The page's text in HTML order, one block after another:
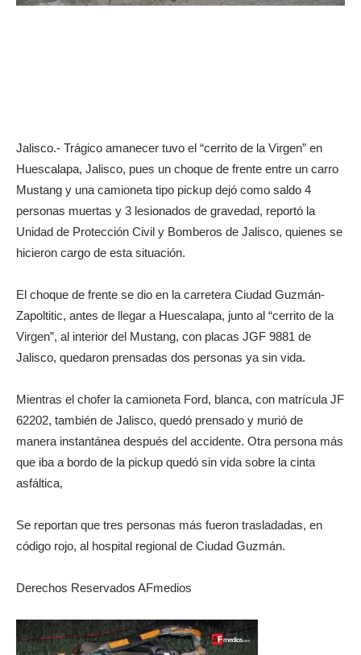
Jalisco.- Trágico amanecer tuvo el “cerrito de la Virgen” en
Huescalapa, Jalisco, pues un choque de frente entre un carro
Mustang y una camioneta tipo pickup dejó como saldo 4
personas muertas y 3 lesionados de gravedad, reportó la
Unidad de Protección Civil y Bomberos de Jalisco, quienes se
hicieron cargo de esta situación.
El choque de frente se dio en la carretera Ciudad Guzmán-
Zapoltitic, antes de llegar a Huescalapa, junto al “cerrito de la
Virgen”, al interior del Mustang, con placas JGF 9881 de
Jalisco, quedaron prensadas dos personas ya sin vida.
Mientras el chofer la camioneta Ford, blanca, con matrícula JF
62202, también de Jalisco, quedó prensado y murió de
manera instantánea después del accidente. Otra persona más
que iba a bordo de la pickup quedó sin vida sobre la cinta
asfáltica,
Se reportan que tres personas más fueron trasladadas, en
código rojo, al hospital regional de Ciudad Guzmán.
Derechos Reservados AFmedios